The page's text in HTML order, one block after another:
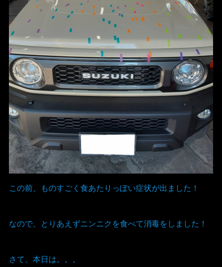
この前、ものすごく食あたりっぽい症状が出ました！
なので、とりあえずニンニクを食べて消毒をしました！
さて、本日は。。。